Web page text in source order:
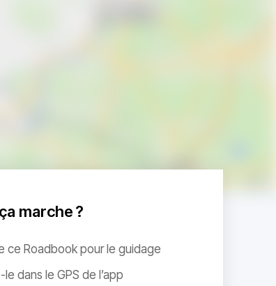
marche ?
ce Roadbook pour le guidage
dans le GPS de l’app